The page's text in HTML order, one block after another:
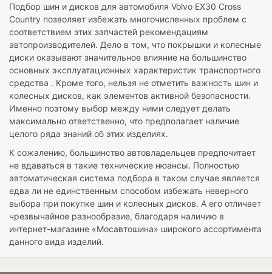
Подбор шин и дисков для автомобиля Volvo EX30 Cross
Country позволяет избежать многочисленных проблем с
соответствием этих запчастей рекомендациям
автопроизводителей. Дело в том, что покрышки и колесные
диски оказывают значительное влияние на большинство
основных эксплуатационных характеристик транспортного
средства . Кроме того, нельзя не отметить важность шин и
колесных дисков, как элементов активной безопасности.
Именно поэтому выбор между ними следует делать
максимально ответственно, что предполагает наличие
целого ряда знаний об этих изделиях.
К сожалению, большинство автовладельцев предпочитает
не вдаваться в такие технические нюансы. Полностью
автоматическая система подбора в таком случае является
едва ли не единственным способом избежать неверного
выбора при покупке шин и колесных дисков. А его отличает
чрезвычайное разнообразие, благодаря наличию в
интернет-магазине «Мосавтошина» широкого ассортимента
данного вида изделий.